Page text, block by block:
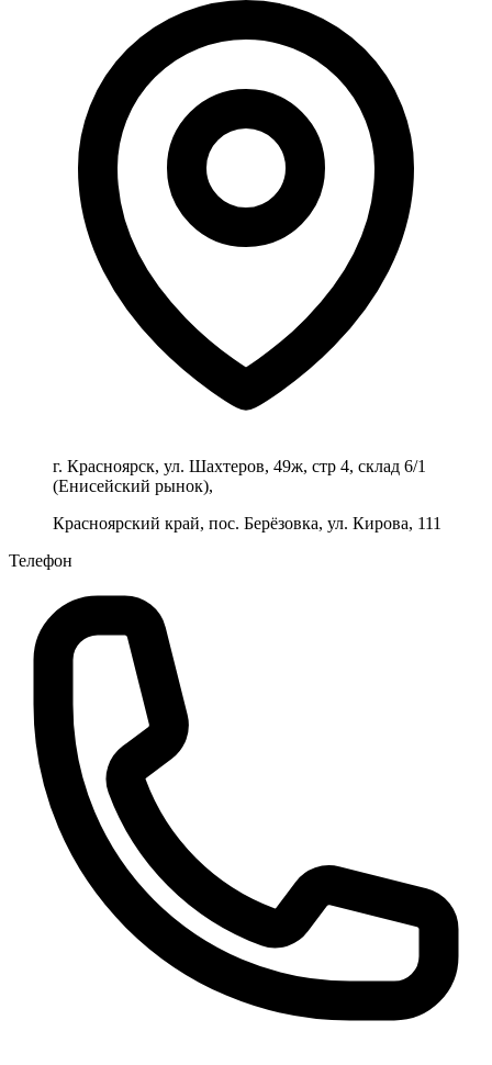
г. Красноярск, ул. Шахтеров, 49ж, стр 4, склад 6/1
(Енисейский рынок),
Красноярский край, пос. Берёзовка, ул. Кирова, 111
Телефон